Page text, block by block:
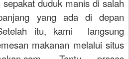
duduk manis di salah
yang ada di depan
itu, kami
langsung
makanan melalui situs